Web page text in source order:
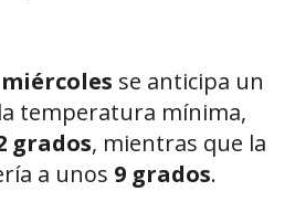
miércoles se anticipa un
temperatura mínima,
grados, mientras que la
a unos 9 grados.